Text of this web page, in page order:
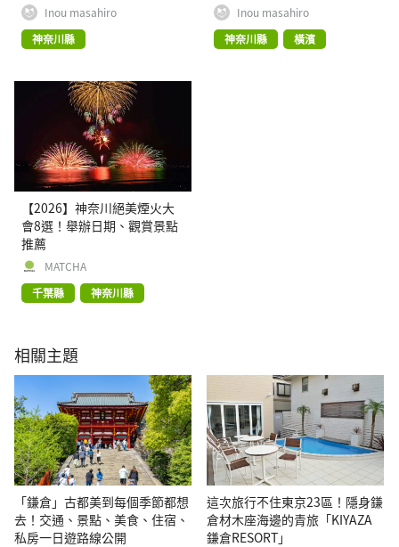
Inou masahiro
神奈川縣
便又快速的方式
Inou masahiro
神奈川縣
橫濱
【2026】神奈川絕美煙火大
會8選！舉辦日期、觀賞景點
推薦
MATCHA
千葉縣
神奈川縣
相關主題
「鎌倉」古都美到每個季節都想
去！交通、景點、美食、住宿、
私房一日遊路線公開
這次旅行不住東京23區！隱身鎌
倉材木座海邊的青旅「KIYAZA
鎌倉RESORT」